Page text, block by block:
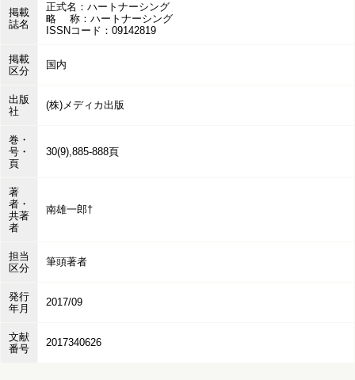
掲載
誌名
正式名：ハートナーシング
略 称：ハートナーシング
ISSNコード：09142819
掲載
区分
国内
出版
社
(株)メディカ出版
巻・
号・
頁
30(9),885-888頁
著
者・
共著
者
南雄一郎†
担当
区分
筆頭著者
発行
年月
2017/09
文献
番号
2017340626